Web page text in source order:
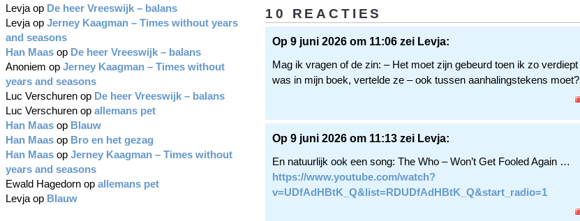
10 REACTIES
Op 9 juni 2026 om 11:06 zei Levja:
Mag ik vragen of de zin: – Het moet zijn gebeurd toen ik zo verdiept
was in mijn boek, vertelde ze – ook tussen aanhalingstekens moet?
Op 9 juni 2026 om 11:13 zei Levja:
En natuurlijk ook een song: The Who – Won’t Get Fooled Again …
https://www.youtube.com/watch?
v=UDfAdHBtK_Q&list=RDUDfAdHBtK_Q&start_radio=1
Levja op De heer Vreeswijk – balans
Levja op Jerney Kaagman – Times without years
and seasons
Han Maas op De heer Vreeswijk – balans
Anoniem op Jerney Kaagman – Times without
years and seasons
Luc Verschuren op De heer Vreeswijk – balans
Luc Verschuren op allemans pet
Han Maas op Blauw
Han Maas op Bro en het gezag
Han Maas op Jerney Kaagman – Times without
years and seasons
Ewald Hagedorn op allemans pet
Levja op Blauw